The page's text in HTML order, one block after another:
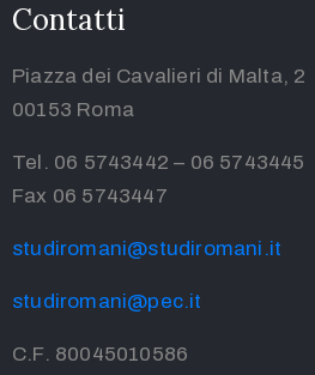
Contatti
Piazza dei Cavalieri di Malta, 2
00153 Roma
Tel. 06 5743442 – 06 5743445
Fax 06 5743447
studiromani@studiromani.it
studiromani@pec.it
C.F. 80045010586